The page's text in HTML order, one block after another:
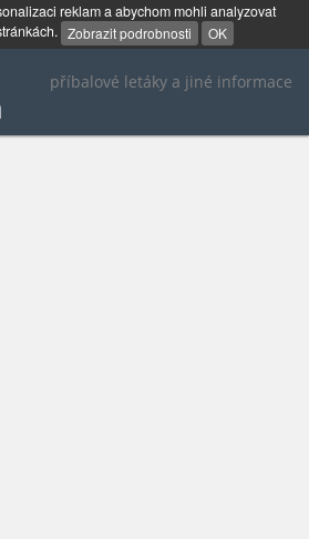
reklam a abychom mohli analyzovat
Zobrazit podrobnosti OK
příbalové letáky a jiné informace